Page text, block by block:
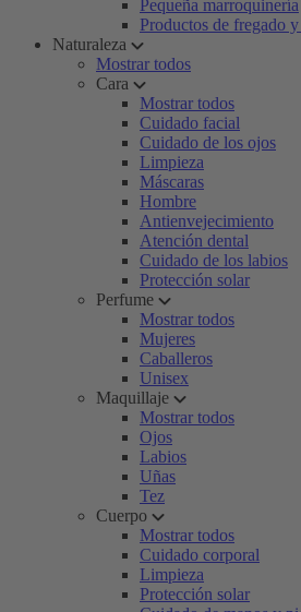
Pequeña marroquinería
Productos de fregado
Naturaleza
Mostrar todos
Cara
Mostrar todos
Cuidado facial
Cuidado de los ojos
Limpieza
Máscaras
Hombre
Antienvejecimiento
Atención dental
Cuidado de los labios
Protección solar
Perfume
Mostrar todos
Mujeres
Caballeros
Unisex
Maquillaje
Mostrar todos
Ojos
Labios
Uñas
Tez
Cuerpo
Mostrar todos
Cuidado corporal
Limpieza
Protección solar